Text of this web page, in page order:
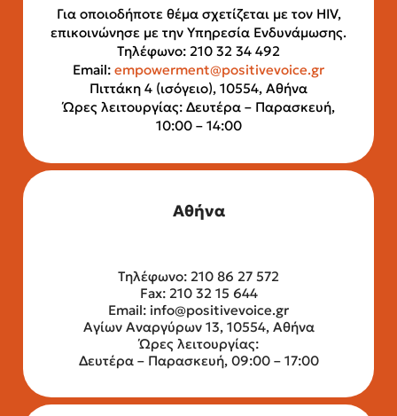
Για οποιοδήποτε θέμα σχετίζεται με τον HIV,
επικοινώνησε με την Υπηρεσία Ενδυνάμωσης.
Τηλέφωνο: 210 32 34 492
Email: empowerment@positivevoice.gr
Πιττάκη 4 (ισόγειο), 10554, Αθήνα
Ώρες λειτουργίας: Δευτέρα – Παρασκευή,
10:00 – 14:00
Αθήνα
Τηλέφωνο: 210 86 27 572
Fax: 210 32 15 644
Email: info@positivevoice.gr
Αγίων Αναργύρων 13, 10554, Αθήνα
Ώρες λειτουργίας:
Δευτέρα – Παρασκευή, 09:00 – 17:00